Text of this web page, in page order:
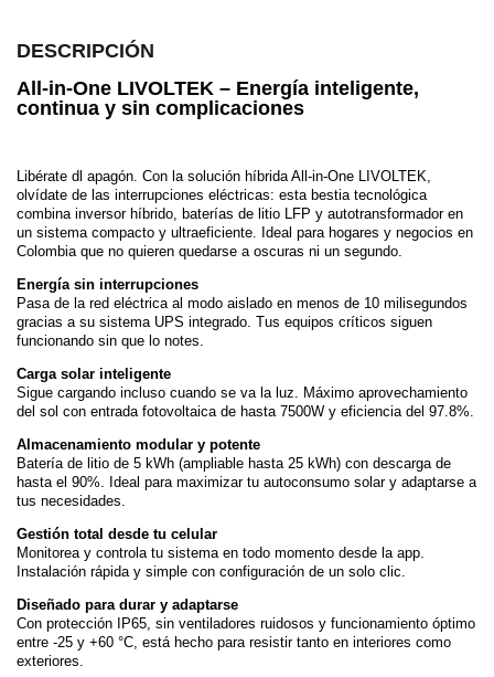
DESCRIPCIÓN
All-in-One LIVOLTEK – Energía inteligente,
continua y sin complicaciones
Libérate dl apagón. Con la solución híbrida All-in-One LIVOLTEK,
olvídate de las interrupciones eléctricas: esta bestia tecnológica
combina inversor híbrido, baterías de litio LFP y autotransformador en
un sistema compacto y ultraeficiente. Ideal para hogares y negocios en
Colombia que no quieren quedarse a oscuras ni un segundo.
Energía sin interrupciones
Pasa de la red eléctrica al modo aislado en menos de 10 milisegundos
gracias a su sistema UPS integrado. Tus equipos críticos siguen
funcionando sin que lo notes.
Carga solar inteligente
Sigue cargando incluso cuando se va la luz. Máximo aprovechamiento
del sol con entrada fotovoltaica de hasta 7500W y eficiencia del 97.8%.
Almacenamiento modular y potente
Batería de litio de 5 kWh (ampliable hasta 25 kWh) con descarga de
hasta el 90%. Ideal para maximizar tu autoconsumo solar y adaptarse a
tus necesidades.
Gestión total desde tu celular
Monitorea y controla tu sistema en todo momento desde la app.
Instalación rápida y simple con configuración de un solo clic.
Diseñado para durar y adaptarse
Con protección IP65, sin ventiladores ruidosos y funcionamiento óptimo
entre -25 y +60 °C, está hecho para resistir tanto en interiores como
exteriores.